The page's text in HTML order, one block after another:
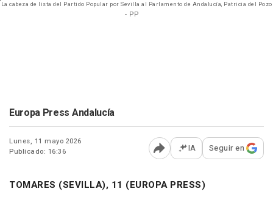
La cabeza de lista del Partido Popular por Sevilla al Parlamento de Andalucía, Patricia del Pozo
- PP
Europa Press Andalucía
Lunes, 11 mayo 2026
Publicado: 16:36
Abrir opciones para
IA Seguir en
TOMARES (SEVILLA), 11 (EUROPA PRESS)